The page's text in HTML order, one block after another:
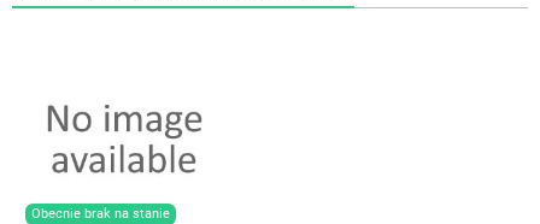
Obecnie brak na stanie